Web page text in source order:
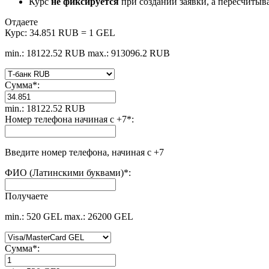
Отдаете
Курс: 34.851 RUB = 1 GEL
min.: 18122.52 RUB max.: 913096.2 RUB
Сумма*:
min.: 18122.52 RUB
Номер телефона начиная с +7*:
Введите номер телефона, начиная с +7
ФИО (Латинскими буквами)*:
Получаете
min.: 520 GEL max.: 26200 GEL
Сумма*: